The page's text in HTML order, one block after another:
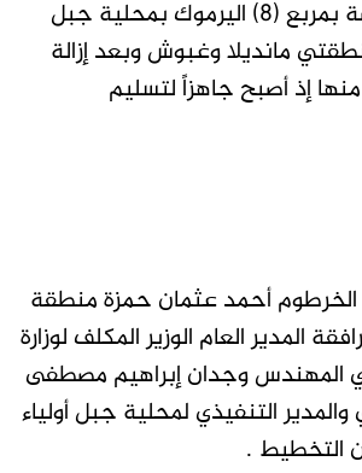
التخطيطية الخاصة بمربع (٨) اليرموك بمحلية جبل
مانديلا وغبوش وبعد إزالة
إذ أصبح جاهزاً لتسليم
الخرطوم أحمد عثمان حمزة منطقة
المدير العام الوزير المكلف لوزارة
المهندس وجدان إبراهيم مصطفى
التنفيذي لمحلية جبل أولياء
التخطيط .